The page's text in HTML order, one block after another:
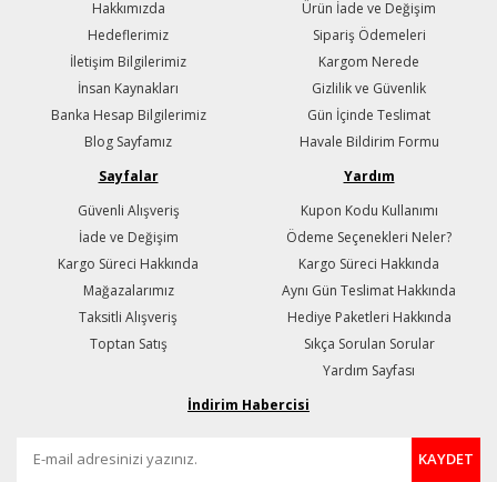
Hakkımızda
Hedeflerimiz
İletişim Bilgilerimiz
İnsan Kaynakları
Banka Hesap Bilgilerimiz
Blog Sayfamız
Ürün İade ve Değişim
Sipariş Ödemeleri
Kargom Nerede
Gizlilik ve Güvenlik
Gün İçinde Teslimat
Havale Bildirim Formu
Sayfalar
Güvenli Alışveriş
İade ve Değişim
Kargo Süreci Hakkında
Mağazalarımız
Taksitli Alışveriş
Toptan Satış
Yardım
Kupon Kodu Kullanımı
Ödeme Seçenekleri Neler?
Kargo Süreci Hakkında
Aynı Gün Teslimat Hakkında
Hediye Paketleri Hakkında
Sıkça Sorulan Sorular
Yardım Sayfası
İndirim Habercisi
KAYDET